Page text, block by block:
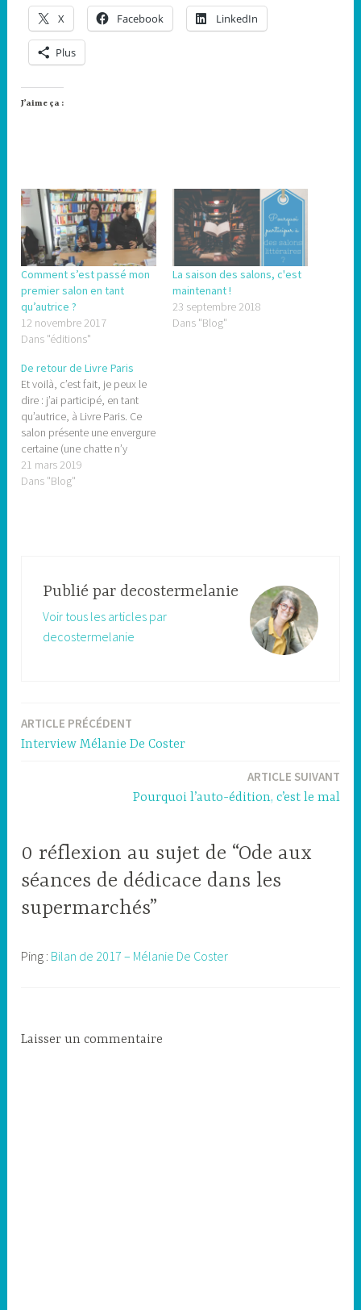
X Facebook LinkedIn
Plus
J’aime ça :
Comment s’est passé mon
premier salon en tant
qu’autrice ?
12 novembre 2017
Dans "éditions"
La saison des salons, c'est
maintenant !
23 septembre 2018
Dans "Blog"
De retour de Livre Paris
Et voilà, c’est fait, je peux le
dire : j’ai participé, en tant
qu’autrice, à Livre Paris. Ce
salon présente une envergure
certaine (une chatte n’y
retrouverait pas ses petits…
et d’ailleurs, ce n’était pas
21 mars 2019
Dans "Blog"
Publié par decostermelanie
Voir tous les articles par
decostermelanie
Navigation
ARTICLE PRÉCÉDENT
Interview Mélanie De Coster
ARTICLE SUIVANT
Pourquoi l’auto-édition, c’est le mal
0 réflexion au sujet de “Ode aux
séances de dédicace dans les
supermarchés”
Ping : Bilan de 2017 – Mélanie De Coster
Laisser un commentaire